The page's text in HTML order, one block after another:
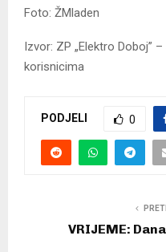
Foto: ŽMladen
Izvor: ZP „Elektro Doboj”
korisnicima
PODJELI 0
VRIJEME: